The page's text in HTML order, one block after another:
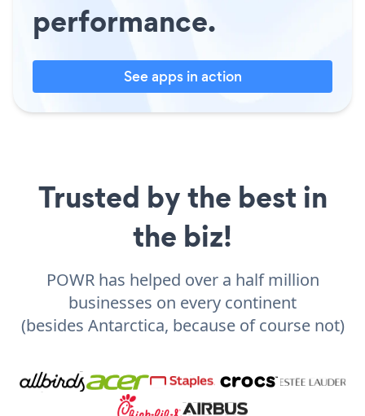
performance.
See apps in action
Trusted by the best in
the biz!
POWR has helped over a half million
businesses on every continent
(besides Antarctica, because of course not)